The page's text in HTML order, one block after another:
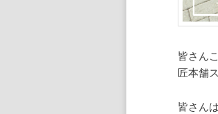
皆さん
匠本舗
皆さん